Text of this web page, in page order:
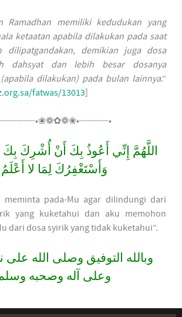
Ramadhan memiliki kedudukan yang
ketaatan apabila dilakukan pada saat
dilipatgandakan, demikian juga dosa
dahsyat dan lebih besar dosanya
dilakukan) pada bulan lainnya.”
fatwas/13013]
اللَّهُمَّ إِنِّي أَعُوذُ بِكَ أَنْ أُشْرِكَ بِكَ
وَأَسْتَغْفِرُكَ لِمَا لا أَعْلَمُ
meminta pada-Mu agar dilindungi dari
yang kuketahui dan aku memohon
dari dosa syirik yang tidak kuketahui”.
وبالله التوفيق وصلى الله على
وعلى آله وصحبه